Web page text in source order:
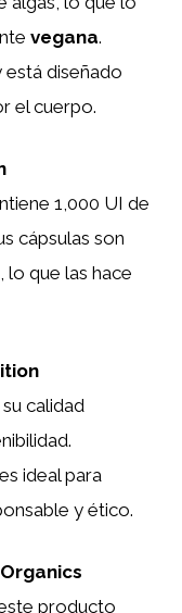
vegana.
diseñado
el cuerpo.
1,000 UI de
cápsulas son
lo que las hace
calidad
ideal para
y ético.
producto